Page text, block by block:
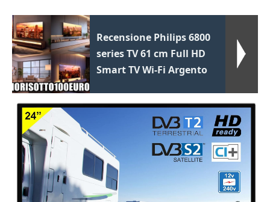
Recensione Philips 6800
series TV 61 cm Full HD
Smart TV Wi-Fi Argento